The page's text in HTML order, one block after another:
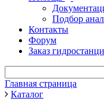
Подбор
Контакты
Форум
Заказ
Главная страница
Каталог